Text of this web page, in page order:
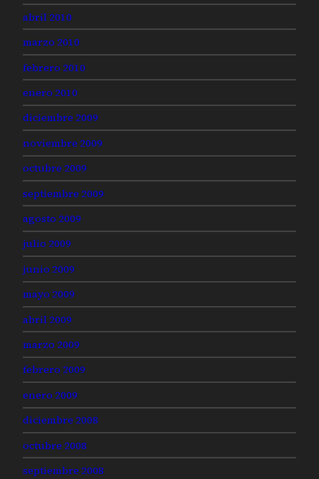
abril 2010
marzo 2010
febrero 2010
enero 2010
diciembre 2009
noviembre 2009
octubre 2009
septiembre 2009
agosto 2009
julio 2009
junio 2009
mayo 2009
abril 2009
marzo 2009
febrero 2009
enero 2009
diciembre 2008
octubre 2008
septiembre 2008